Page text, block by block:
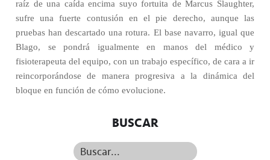
raíz de una caída encima suyo fortuita de Marcus Slaughter,
sufre una fuerte contusión en el pie derecho, aunque las
pruebas han descartado una rotura. El base navarro, igual que
Blago, se pondrá igualmente en manos del médico y
fisioterapeuta del equipo, con un trabajo específico, de cara a ir
reincorporándose de manera progresiva a la dinámica del
bloque en función de cómo evolucione.
BUSCAR
Buscar...